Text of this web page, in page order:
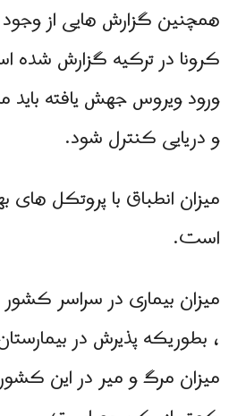
همچنین گزارش هایی از
کرونا در ترکیه گزارش شده
ورود ویروس جهش یافته باید
و دریایی کنترل شود.
است.
میزان بیماری در سراسر
، بطوریکه پذیرش در
میزان مرگ و میر در این